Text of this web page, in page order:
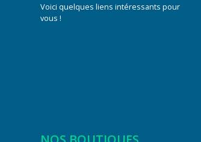
Voici quelques liens intéressants pour
vous !